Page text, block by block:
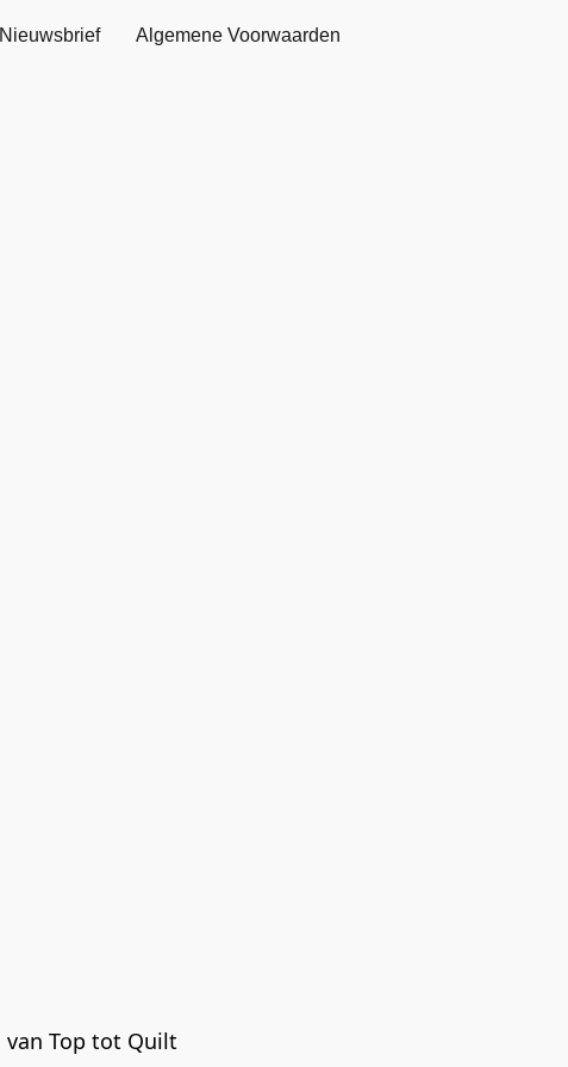
Nieuwsbrief Algemene Voorwaarden
van Top tot Quilt